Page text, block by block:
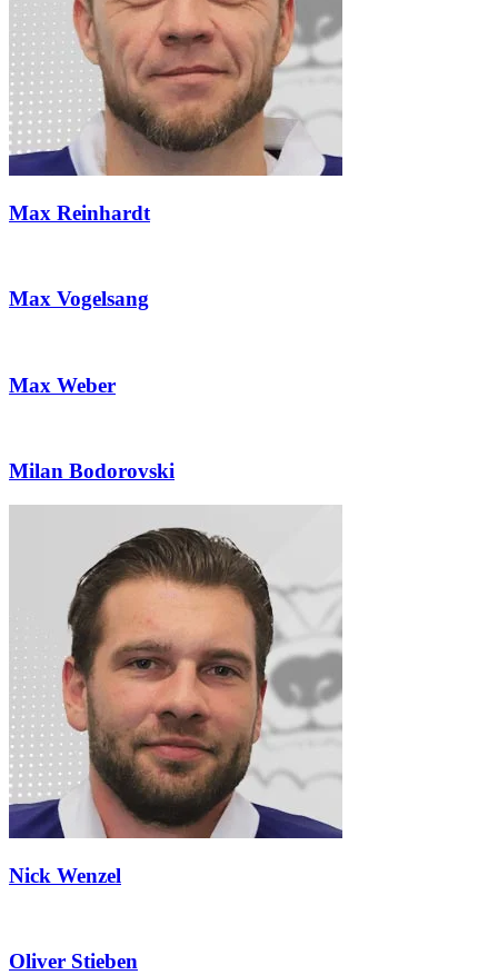
Max Reinhardt
Max Vogelsang
Max Weber
Milan Bodorovski
Nick Wenzel
Oliver Stieben